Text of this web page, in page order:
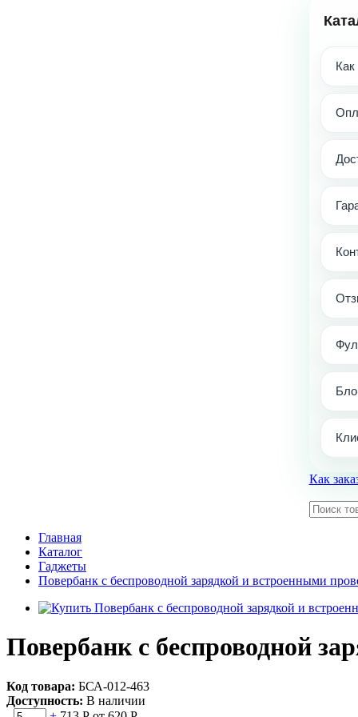
Как
Как
Главная
Каталог
Гаджеты
Повербанк с беспроводной зарядкой и встроенными
Повербанк с беспроводной
Код товара: БСА-012-463
Доступность: В наличии